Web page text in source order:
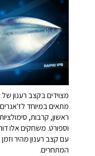
מתאים במיוחד
ראשון, קרבות,
וספורט. משחקים אלו
עם קצב רענון מהיר
המתחרים.